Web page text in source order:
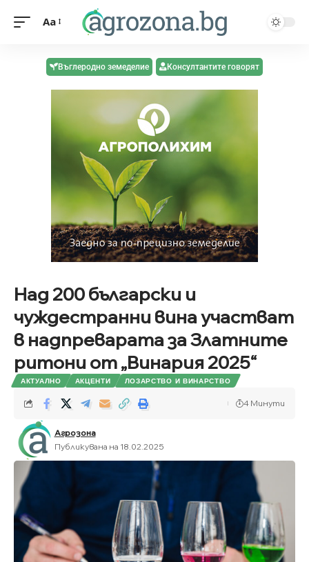
Aa
Въглеродно земеделие Консултантите говорят
Над 200 български и
чуждестранни вина участват
в надпреварата за Златните
ритони от „Винария 2025“
АКТУАЛНО АКЦЕНТИ ЛОЗАРСТВО И ВИНАРСТВО
Агрозона
Публикувана на 18.02.2025
4 Минути